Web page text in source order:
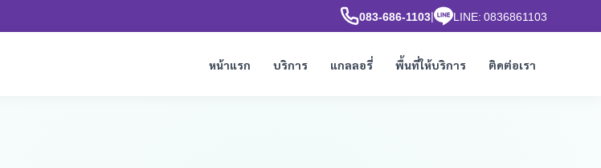
083-686-1103| LINE: 0836861103
หน้าแรก บริการ แกลลอรี่ พื้นที่ให้บริการ ติดต่อเรา